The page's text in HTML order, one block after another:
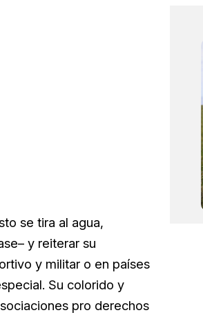
se tira al agua,
y reiterar su
y militar o en países
Su colorido y
pro derechos